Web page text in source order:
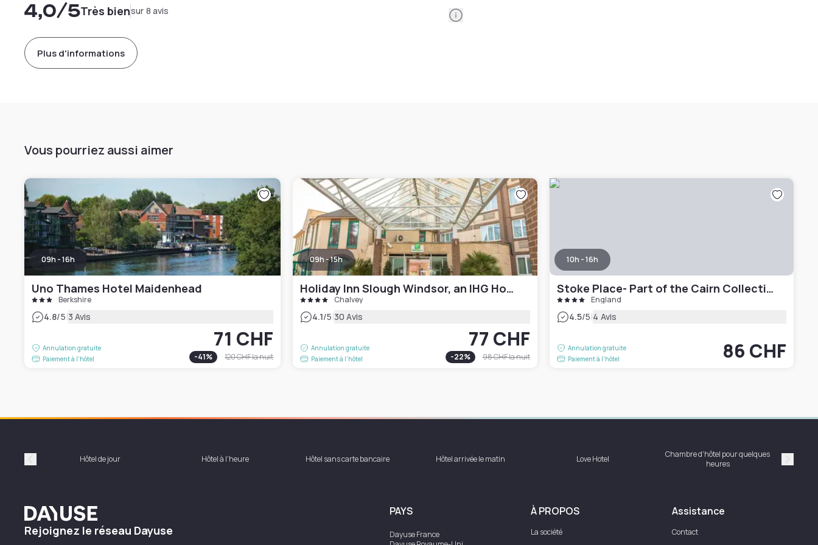
4,0/5Très biensur 8 avis Information
Plus d'informations
Vous pourriez aussi aimer
09h - 16h
Uno Thames Hotel Maidenhead
Berkshire
4.8/5|3 Avis
Annulation gratuite
Paiement à l'hôtel
71 CHF
-41% 120 CHFla nuit
09h - 15h
Holiday Inn Slough Windsor, an IHG Hotel
Chalvey
4.1/5|30 Avis
Annulation gratuite
Paiement à l'hôtel
77 CHF
-22% 98 CHFla nuit
10h - 16h
Stoke Place- Part of the Cairn Collection
England
4.5/5|4 Avis
Annulation gratuite
Paiement à l'hôtel
86 CHF
Précédent Hôtel de jour Hôtel à l'heure Hôtel sans carte bancaire Hôtel arrivée le matin Love Hotel
Chambre d'hôtel pour quelques
heures
Dayuse
Rejoignez le réseau Dayuse
PAYS
DayuseFrance
À PROPOS
La société
Assistance
Contact